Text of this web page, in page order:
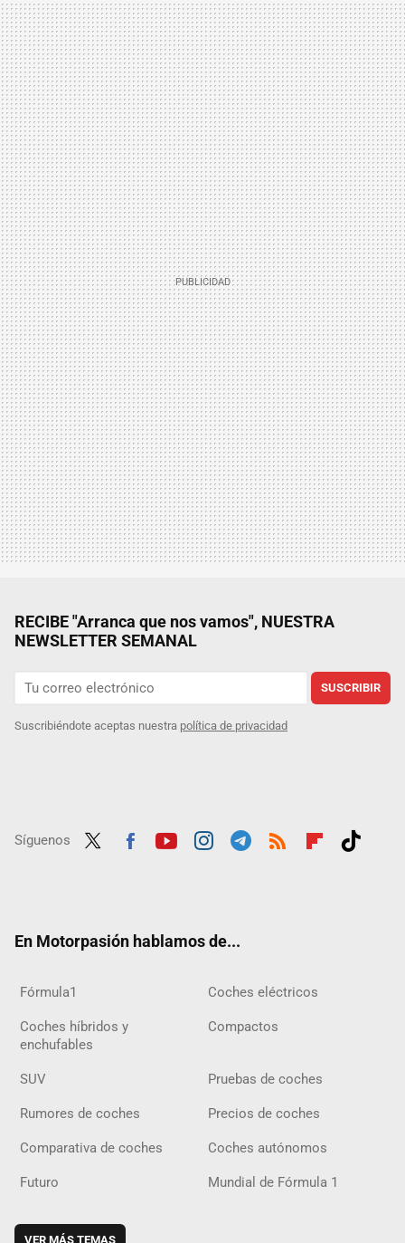
RECIBE "Arranca que nos vamos", NUESTRA
NEWSLETTER SEMANAL
SUSCRIBIR
Suscribiéndote aceptas nuestra política de privacidad
Síguenos
En Motorpasión hablamos de...
Fórmula1 Coches eléctricos
Coches híbridos y
enchufables
Compactos
SUV Pruebas de coches
Rumores de coches Precios de coches
Comparativa de coches Coches autónomos
Futuro Mundial de Fórmula 1
VER MÁS TEMAS